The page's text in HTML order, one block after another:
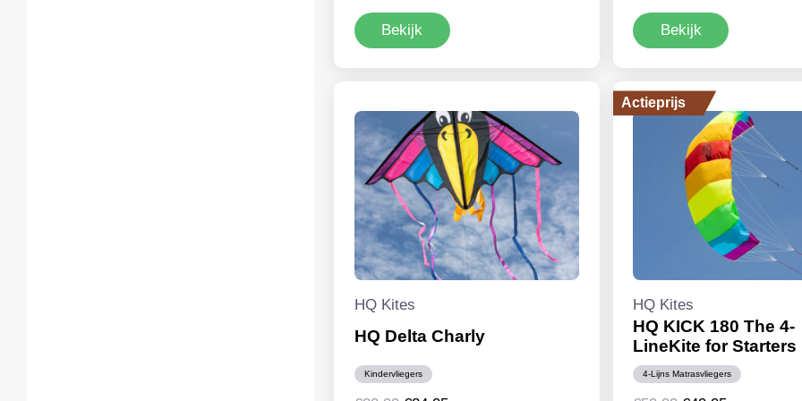
prijs
was:
is:
Bekijk
prijs
was:
is:
Bekijk
HQ Kites
HQ Delta Charly
Kindervliegers
Actieprijs
HQ Kites
HQ KICK 180 The 4-
LineKite for Starters
4-Lijns Matrasvliegers